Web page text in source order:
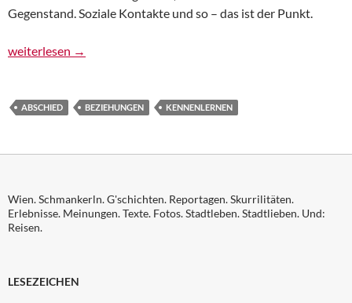
Gegenstand. Soziale Kontakte und so – das ist der Punkt.
Vom Vermissen
weiterlesen →
ABSCHIED BEZIEHUNGEN KENNENLERNEN
Wien. Schmankerln. G'schichten. Reportagen. Skurrilitäten.
Erlebnisse. Meinungen. Texte. Fotos. Stadtleben. Stadtlieben. Und:
Reisen.
LESEZEICHEN